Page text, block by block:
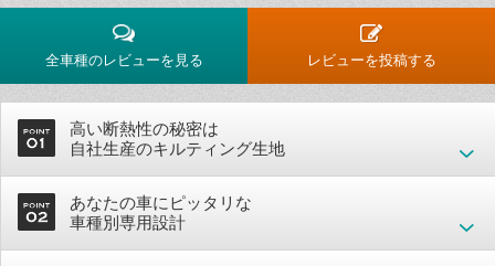
全車種のレビューを見る レビューを投稿する
高い断熱性の秘密は
自社生産のキルティング生地
あなたの車にピッタリな
車種別専用設計